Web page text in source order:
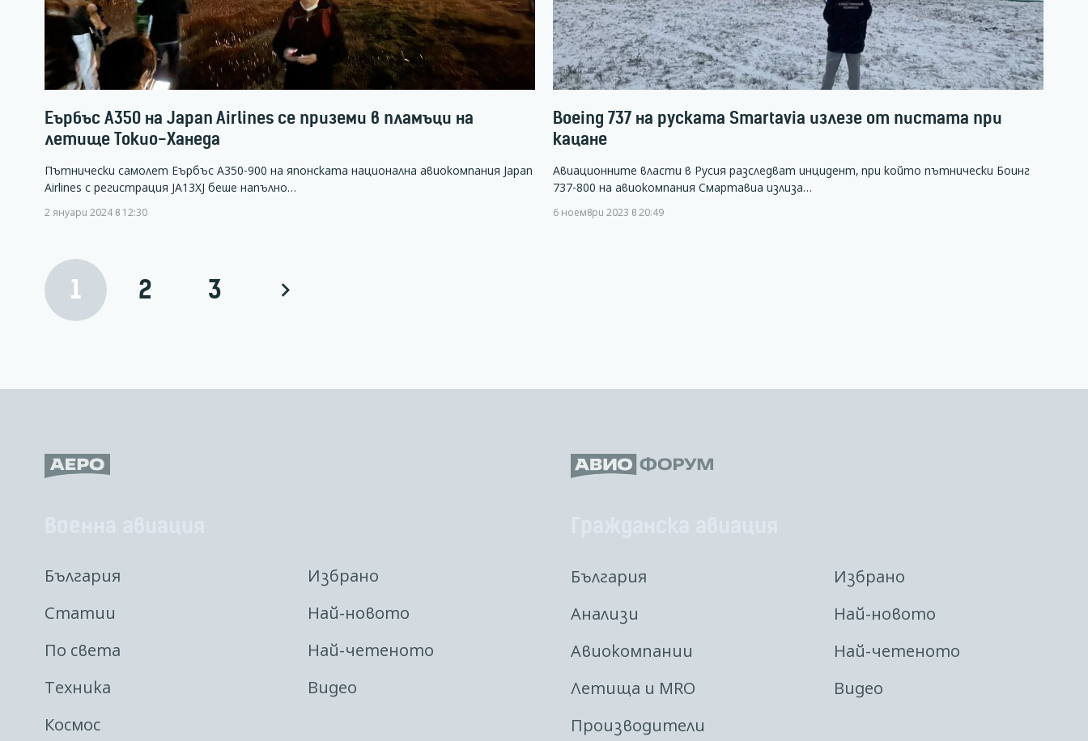
Еърбъс А350 на Japan Airlines се приземи в пламъци на
летище Токио-Ханеда
Пътнически самолет Еърбъс А350-900 на японската национална авиокомпания Japan
Airlines с регистрация JA13XJ беше напълно…
2 януари 2024 в 12:30
Boeing 737 на руската Smartavia излезе от пистата при
кацане
Авиационните власти в Русия разследват инцидент, при който пътнически Боинг
737-800 на авиокомпания Смартавиа излиза…
6 ноември 2023 в 20:49
1 2 3
България
Статии
По света
Техника
Космос
Избрано
Най-новото
Най-четеното
Видео
България
Анализи
Авиокомпании
Летища и MRO
Производители
Избрано
Най-новото
Най-четеното
Видео